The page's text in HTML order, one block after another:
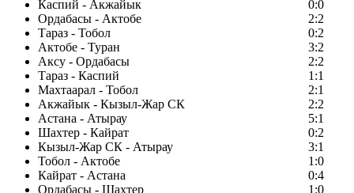
Каспий - Акжайык
0:0
Ордабасы - Актобе
2:2
Тараз - Тобол
0:2
Актобе - Туран
3:2
Аксу - Ордабасы
2:2
Тараз - Каспий
1:1
Махтаарал - Тобол
2:1
Акжайык - Кызыл-Жар СК
2:2
Астана - Атырау
5:1
Шахтер - Кайрат
0:2
Кызыл-Жар СК - Атырау
3:1
Тобол - Актобе
1:0
Кайрат - Астана
0:4
Ордабасы - Шахтер
1:0